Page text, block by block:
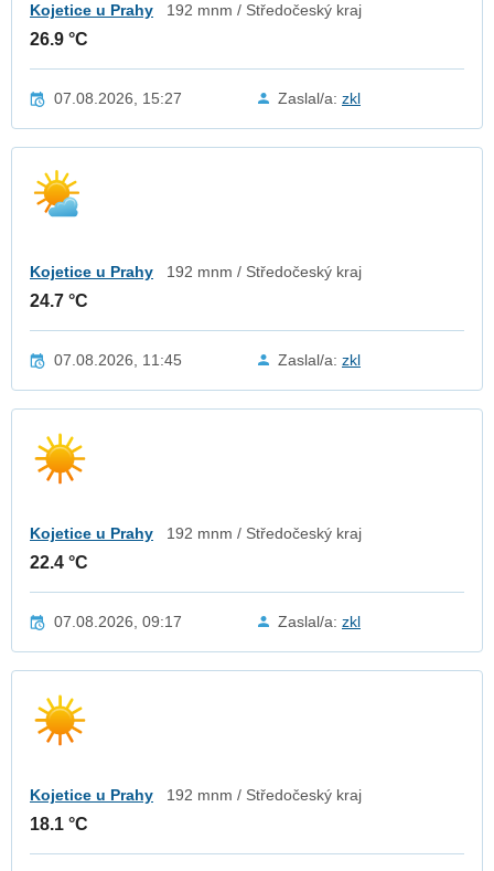
Kojetice u Prahy 192 mnm / Středočeský kraj
26.9 °C
07.08.2026, 15:27 Zaslal/a: zkl
Kojetice u Prahy 192 mnm / Středočeský kraj
24.7 °C
07.08.2026, 11:45 Zaslal/a: zkl
Kojetice u Prahy 192 mnm / Středočeský kraj
22.4 °C
07.08.2026, 09:17 Zaslal/a: zkl
Kojetice u Prahy 192 mnm / Středočeský kraj
18.1 °C